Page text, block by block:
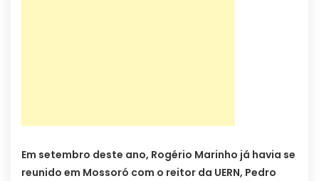
Em setembro deste ano, Rogério Marinho já havia se
reunido em Mossoró com o reitor da UERN, Pedro